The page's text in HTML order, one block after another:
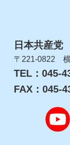
日本共産
〒221-0822 横
TEL：045-
FAX：045-